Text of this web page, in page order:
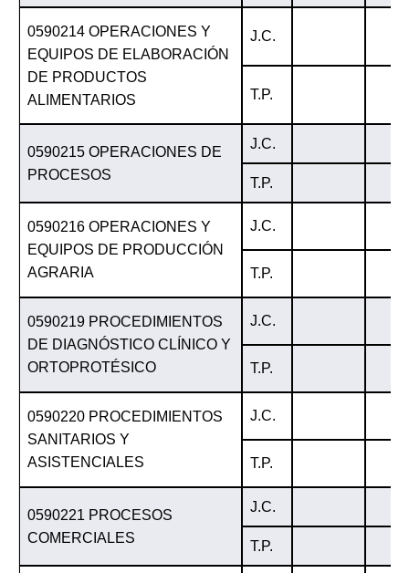
0590214 OPERACIONES Y
EQUIPOS DE ELABORACIÓN
DE PRODUCTOS
ALIMENTARIOS
J.C.
T.P.
0590215 OPERACIONES DE
PROCESOS
J.C.
T.P.
0590216 OPERACIONES Y
EQUIPOS DE PRODUCCIÓN
AGRARIA
J.C.
T.P.
0590219 PROCEDIMIENTOS
DE DIAGNÓSTICO CLÍNICO Y
ORTOPROTÉSICO
J.C.
T.P.
0590220 PROCEDIMIENTOS
SANITARIOS Y
ASISTENCIALES
J.C.
T.P.
0590221 PROCESOS
COMERCIALES
J.C.
T.P.